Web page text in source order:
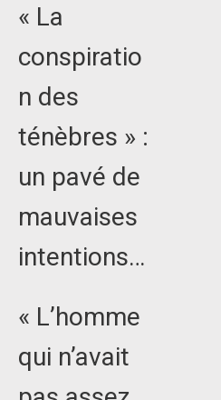
« La
conspiratio
n des
ténèbres » :
un pavé de
mauvaises
intentions…
« L’homme
qui n’avait